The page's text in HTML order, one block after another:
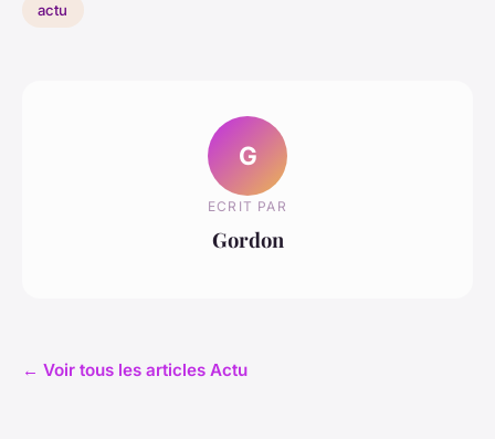
actu
G
ECRIT PAR
Gordon
← Voir tous les articles Actu